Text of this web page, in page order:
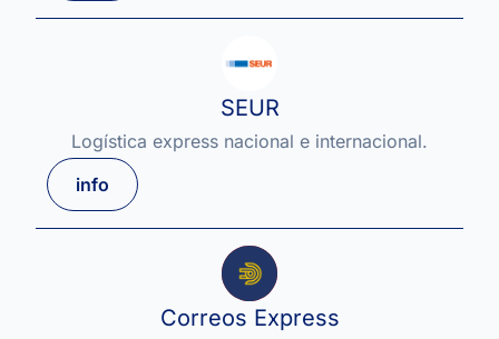
SEUR
Logística express nacional e internacional.
info
Correos Express